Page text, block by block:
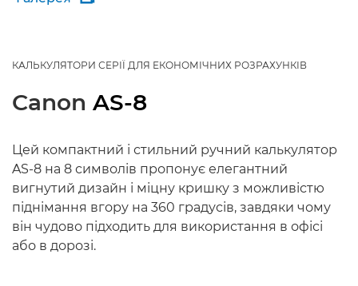
КАЛЬКУЛЯТОРИ СЕРІЇ ДЛЯ ЕКОНОМІЧНИХ РОЗРАХУНКІВ
Canon AS-8
Цей компактний і стильний ручний калькулятор
AS-8 на 8 символів пропонує елегантний
вигнутий дизайн і міцну кришку з можливістю
піднімання вгору на 360 градусів, завдяки чому
він чудово підходить для використання в офісі
або в дорозі.